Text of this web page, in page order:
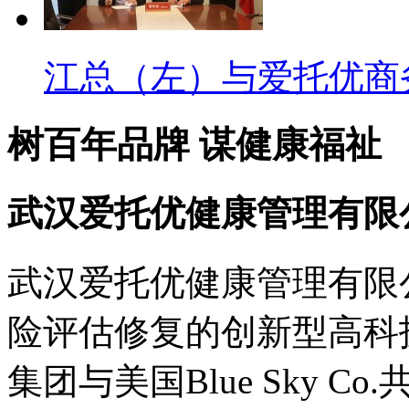
江总（左）与爱托优
树百年品牌 谋健康福祉
武汉爱托优健康管理有限
武汉爱托优健康管理有
险评估修复的创新型高
集团与美国Blue Sky Co.